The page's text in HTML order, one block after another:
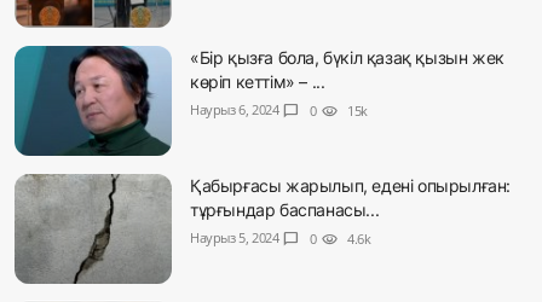
«Бір қызға бола, бүкіл қазақ қызын жек
көріп кеттім» – ...
Наурыз 6, 2024 chat_bubble 0 visibility 15k
Қабырғасы жарылып, едені опырылған:
тұрғындар баспанасы...
Наурыз 5, 2024 chat_bubble 0 visibility 4.6k